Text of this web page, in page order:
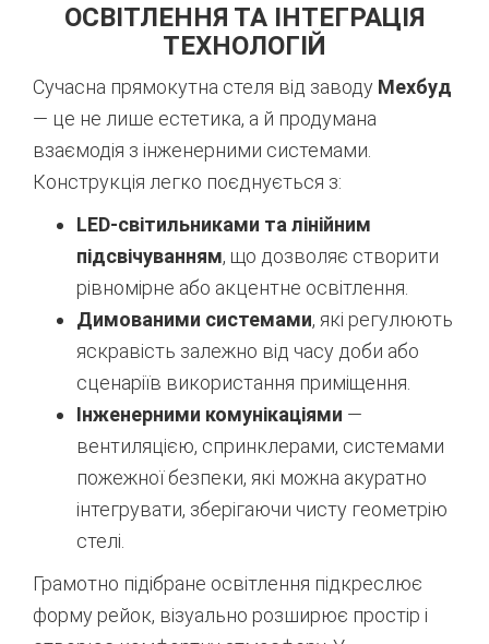
ОСВІТЛЕННЯ ТА ІНТЕГРАЦІЯ
ТЕХНОЛОГІЙ
Сучасна прямокутна стеля від заводу Мехбуд
— це не лише естетика, а й продумана
взаємодія з інженерними системами.
Конструкція легко поєднується з:
LED-світильниками та лінійним
підсвічуванням, що дозволяє створити
рівномірне або акцентне освітлення.
Димованими системами, які регулюють
яскравість залежно від часу доби або
сценаріїв використання приміщення.
Інженерними комунікаціями —
вентиляцією, спринклерами, системами
пожежної безпеки, які можна акуратно
інтегрувати, зберігаючи чисту геометрію
стелі.
Грамотно підібране освітлення підкреслює
форму рейок, візуально розширює простір і